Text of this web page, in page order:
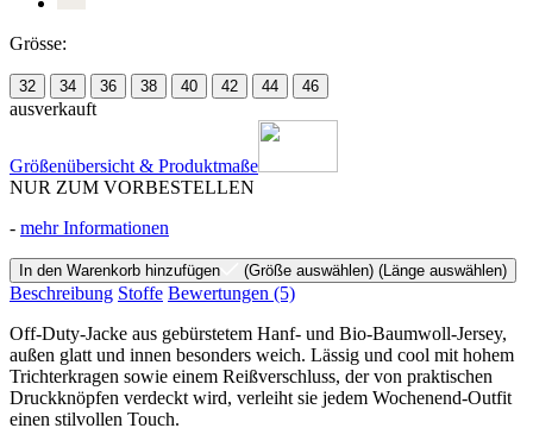
Grösse:
32 34 36 38 40 42 44 46
ausverkauft
Größenübersicht & Produktmaße
NUR ZUM VORBESTELLEN
- mehr Informationen
In den Warenkorb hinzufügen (Größe auswählen) (Länge auswählen)
Beschreibung Stoffe Bewertungen (5)
Off-Duty-Jacke aus gebürstetem Hanf- und Bio-Baumwoll-Jersey,
außen glatt und innen besonders weich. Lässig und cool mit hohem
Trichterkragen sowie einem Reißverschluss, der von praktischen
Druckknöpfen verdeckt wird, verleiht sie jedem Wochenend-Outfit
einen stilvollen Touch.